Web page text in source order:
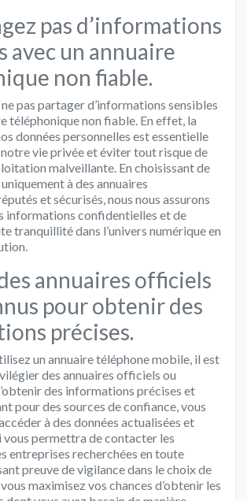
pas d’informations
avec un annuaire
non fiable.
pas partager d’informations sensibles
téléphonique non fiable. En effet, la
données personnelles est essentielle
vie privée et éviter tout risque de
malveillante. En choisissant de
à des annuaires
et sécurisés, nous nous assurons
informations confidentielles et de
tranquillité dans l’univers numérique en
annuaires officiels
pour obtenir des
précises.
un annuaire téléphone mobile, il est
des annuaires officiels ou
des informations précises et
pour des sources de confiance, vous
à des données actualisées et
vous permettra de contacter les
entreprises recherchées en toute
preuve de vigilance dans le choix de
maximisez vos chances d’obtenir les